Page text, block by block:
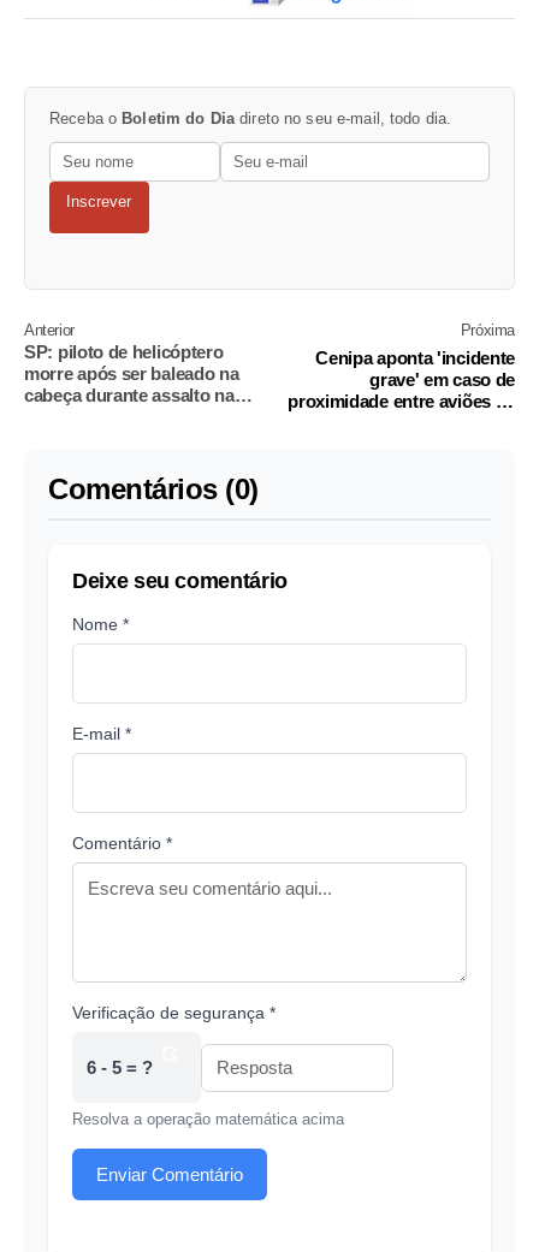
Receba o Boletim do Dia direto no seu e-mail, todo dia.
Inscrever
Anterior
SP: piloto de helicóptero
morre após ser baleado na
cabeça durante assalto na
Próxima
Cenipa aponta 'incidente
grave' em caso de
proximidade entre aviões da
Comentários (0)
Deixe seu comentário
Nome *
E-mail *
Comentário *
Verificação de segurança *
6 - 5 = ?
Resolva a operação matemática acima
Enviar Comentário